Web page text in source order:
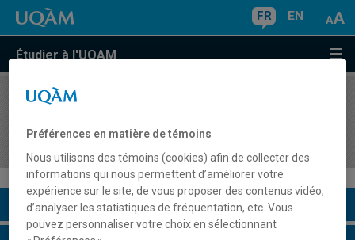
FR EN
Étudier à l'UQAM
COURS//
des technologies d'information
Description du cours
Préférences en matière de témoins
Nous utilisons des témoins (cookies) afin de collecter des
informations qui nous permettent d’améliorer votre
expérience sur le site, de vous proposer des contenus vidéo,
d’analyser les statistiques de fréquentation, etc. Vous
pouvez personnaliser votre choix en sélectionnant